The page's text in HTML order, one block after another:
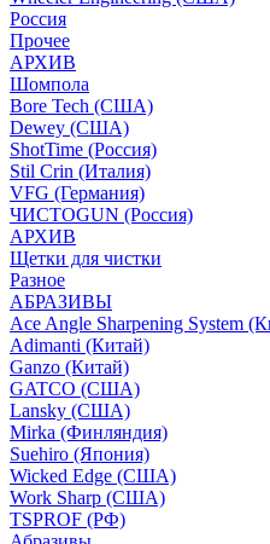
Россия
Прочее
АРХИВ
Шомпола
Bore Tech (США)
Dewey (США)
ShotTime (Россия)
Stil Crin (Италия)
VFG (Германия)
ЧИСТОGUN (Россия)
АРХИВ
Щетки для чистки
Разное
АБРАЗИВЫ
Ace Angle Sharpening System
Adimanti (Китай)
Ganzo (Китай)
GATCO (США)
Lansky (США)
Mirka (Финляндия)
Suehiro (Япония)
Wicked Edge (США)
Work Sharp (США)
TSPROF (РФ)